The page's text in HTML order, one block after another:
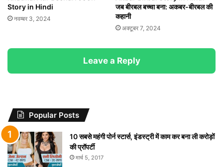
Story in Hindi
नवम्बर 3, 2024
जब बीरबल बच्चा बना: अकबर-बीरबल की
कहानी
अक्टूबर 7, 2024
Leave a Reply
Popular Posts
10 सबसे महंगी पोर्न स्टार्स, इंडस्ट्री में काम कर बना ली करोड़ों
की प्रॉपर्टी
मार्च 5, 2017